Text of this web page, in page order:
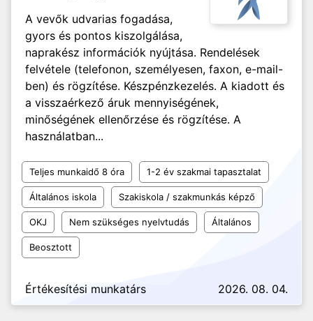
A vevők udvarias fogadása,
gyors és pontos kiszolgálása,
naprakész információk nyújtása. Rendelések
felvétele (telefonon, személyesen, faxon, e-mail-
ben) és rögzítése. Készpénzkezelés. A kiadott és
a visszaérkező áruk mennyiségének,
minőségének ellenőrzése és rögzítése. A
használatban...
Teljes munkaidő 8 óra 1-2 év szakmai tapasztalat
Általános iskola Szakiskola / szakmunkás képző
OKJ Nem szükséges nyelvtudás Általános
Beosztott
Értékesítési munkatárs 2026. 08. 04.